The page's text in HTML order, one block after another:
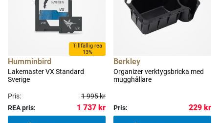
Tillfällig rea
13%
Humminbird
Lakemaster VX Standard
Sverige
Pris:
1 995 kr
REA pris:
1 737 kr
Berkley
Organizer verktygsbricka med
mugghållare
Pris: 229 kr